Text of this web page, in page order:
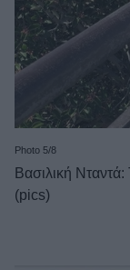
Photo 5/8
Βασιλική Νταντά:
(pics)